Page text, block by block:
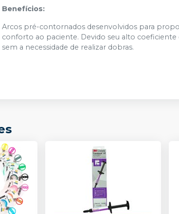
Benefícios:
Arcos pré-contornados desenvolvidos para
conforto ao paciente. Devido seu alto
sem a necessidade de realizar dobras.